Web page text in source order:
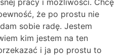
że po prostu nie
sobie radę. Jestem
kim jestem na ten
i ja po prostu to